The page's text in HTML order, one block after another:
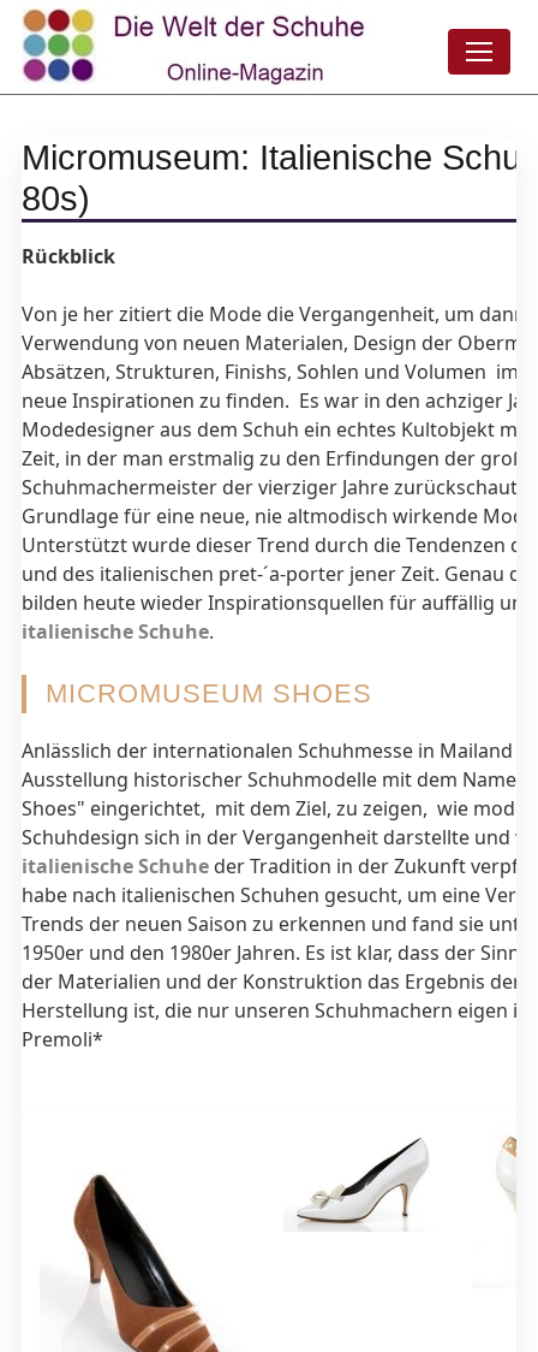
Micromuseum: Italienische
80s)
Rückblick
Von je her zitiert die Mode die Vergangenheit, um dann
Verwendung von neuen Materialen, Design der
Absätzen, Strukturen, Finishs, Sohlen und Volumen
neue Inspirationen zu finden. Es war in den achziger
Modedesigner aus dem Schuh ein echtes Kultobjekt
Zeit, in der man erstmalig zu den Erfindungen der
Schuhmachermeister der vierziger Jahre zurückschaute
Grundlage für eine neue, nie altmodisch wirkende
Unterstützt wurde dieser Trend durch die Tendenzen
und des italienischen pret-´a-porter jener Zeit. Genau
bilden heute wieder Inspirationsquellen für auffällig
italienische Schuhe.
MICROMUSEUM SHOES
Anlässlich der internationalen Schuhmesse in Mailand
Ausstellung historischer Schuhmodelle mit dem
Shoes" eingerichtet, mit dem Ziel, zu zeigen, wie
Schuhdesign sich in der Vergangenheit darstellte und
italienische Schuhe der Tradition in der Zukunft
habe nach italienischen Schuhen gesucht, um eine
Trends der neuen Saison zu erkennen und fand sie
1950er und den 1980er Jahren. Es ist klar, dass der Sinn
der Materialien und der Konstruktion das Ergebnis der
Herstellung ist, die nur unseren Schuhmachern eigen
Premoli*